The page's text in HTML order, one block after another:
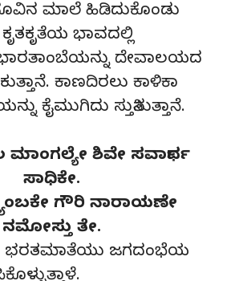
ಮಾಲೆ ಹಿಡಿದುಕೊಂಡು
ಭಾವದಲ್ಲಿ
ದೇವಾಲಯದ
ಕಾಣದಿರಲು ಕಾಳಿಕಾ
ಕೈಮುಗಿದು ಸ್ತುತಿಸುತ್ತಾನೆ.
ಶಿವೇ ಸರ್ವಾರ್ಥ
ಸಾಧಿಕೇ.
ಗೌರಿ ನಾರಾಯಣೇ
ನಮೋಸ್ತು ತೇ.
ಭರತಮಾತೆಯು ಜಗದಂಭೆಯ